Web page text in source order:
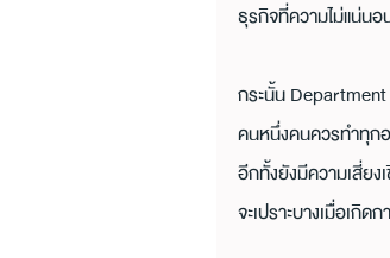
ธุรกิจที่ความไม่แน่น
กระนั้น Department
คนหนึ่งคนควรทำทุกอ
อีกทั้งยังมีความเสี่ยง
จะเปราะบางเมื่อเกิ